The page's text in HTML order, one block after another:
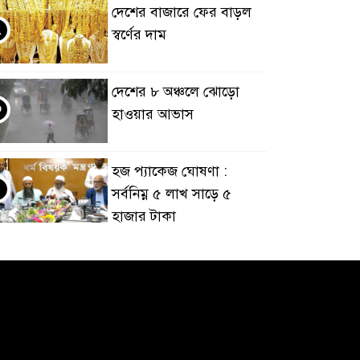
দেশের বাজারে ফের বাড়ল
স্বর্ণের দাম
দেশের ৮ অঞ্চলে ঝোড়ো
হাওয়ার আভাস
হজ প্যাকেজ ঘোষণা :
সর্বনিম্ন ৫ লাখ সাড়ে ৫
হাজার টাকা
আর্জেন্টিনাকে হারিয়ে